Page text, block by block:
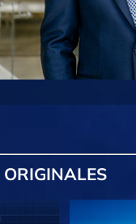
ORIGINALES